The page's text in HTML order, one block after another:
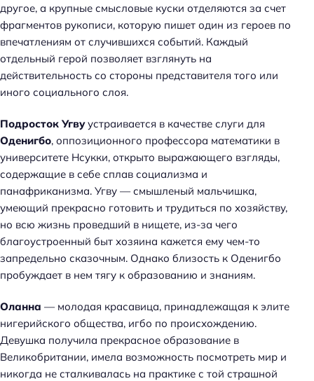
другое, а крупные смысловые куски отделяются за счет
фрагментов рукописи, которую пишет один из героев по
впечатлениям от случившихся событий. Каждый
отдельный герой позволяет взглянуть на
действительность со стороны представителя того или
иного социального слоя.
Подросток Угвуустраивается в качестве слуги для
Оденигбо, оппозиционного профессора математики в
университете Нсукки, открыто выражающего взгляды,
содержащие в себе сплав социализма и
панафриканизма. Угву — смышленый мальчишка,
умеющий прекрасно готовить и трудиться по хозяйству,
но всю жизнь проведший в нищете, из-за чего
благоустроенный быт хозяина кажется ему чем-то
запредельно сказочным. Однако близость к Оденигбо
пробуждает в нем тягу к образованию и знаниям.
Оланна — молодая красавица, принадлежащая к элите
нигерийского общества, игбо по происхождению.
Девушка получила прекрасное образование в
Великобритании, имела возможность посмотреть мир и
никогда не сталкивалась на практике с той страшной